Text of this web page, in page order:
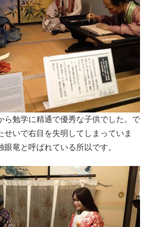
ら勉学に精通で優秀な子供でした。で
せいで右目を失明してしまっていま
竜と呼ばれている所以です。